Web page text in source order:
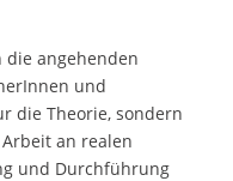
die angehenden
und
die Theorie, sondern
an realen
und Durchführung